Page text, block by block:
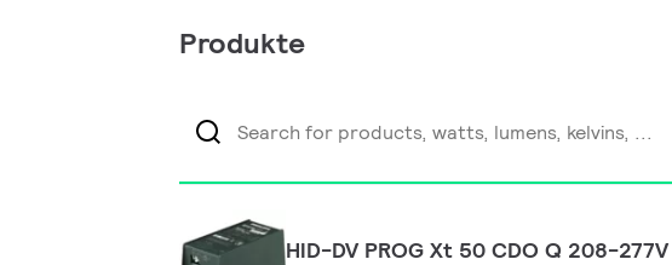
Produkte
HID-DV PROG Xt 50 CDO Q 208-277V